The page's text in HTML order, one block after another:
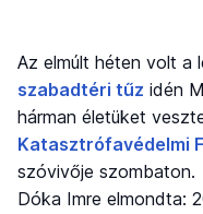
Az elmúlt héten volt a
szabadtéri tűz idén
hárman életüket
Katasztrófavédelmi
szóvivője szombaton.
Dóka Imre elmondta: